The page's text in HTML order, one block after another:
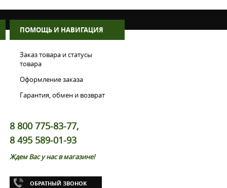
ПОМОЩЬ И НАВИГАЦИЯ
Заказ товара и статусы
товара
Оформление заказа
Гарантия, обмен и возврат
8 800 775-83-77,
8 495 589-01-93
Ждем Вас у нас в магазине!
ОБРАТНЫЙ ЗВОНОК